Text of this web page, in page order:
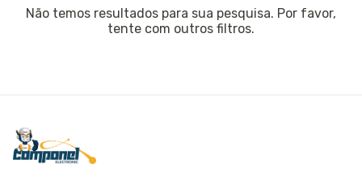
Não temos resultados para sua pesquisa. Por favor,
tente com outros filtros.